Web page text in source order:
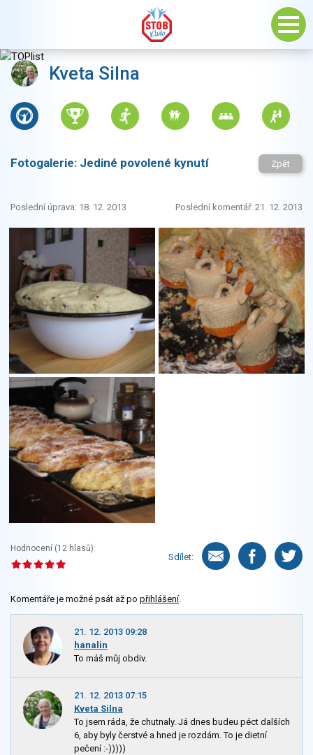
Kveta Silna
Fotogalerie: Jediné povolené kynutí Zpět
Poslední úprava: 18. 12. 2013 Poslední komentář: 21. 12. 2013
Hodnocení (12 hlasů):
Sdílet:
Komentáře je možné psát až po přihlášení.
21. 12. 2013 09:28
hanalin
To máš můj obdiv.
21. 12. 2013 07:15
Kveta Silna
To jsem ráda, že chutnaly. Já dnes budeu péct dalších
6, aby byly čerstvé a hned je rozdám. To je dietní
pečení :-)))))